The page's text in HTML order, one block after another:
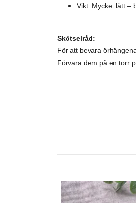
Vikt: Mycket lätt –
Skötselråd:
För att bevara
Förvara dem på en torr